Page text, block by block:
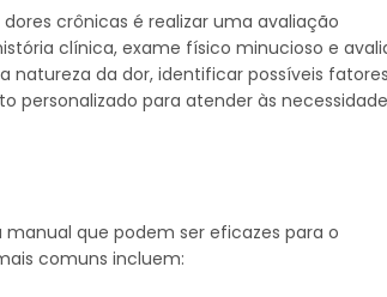
crônicas é realizar uma avaliação
clínica, exame físico minucioso e
natureza da dor, identificar possíveis fatores
personalizado para atender às
que podem ser eficazes para o
comuns incluem: